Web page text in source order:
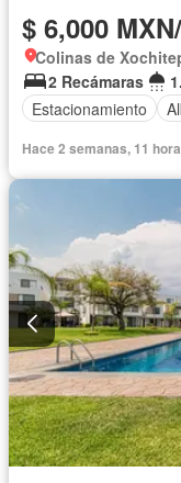
$ 6,000
Colinas de
2 Recámaras
Estacionamiento
Hace 2 semanas, 11